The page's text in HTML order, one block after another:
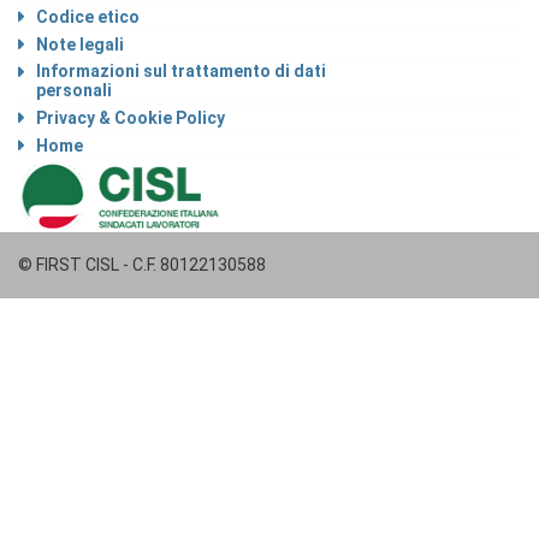
Codice etico
Note legali
Informazioni sul trattamento di dati
personali
Privacy & Cookie Policy
Home
© FIRST CISL - C.F. 80122130588